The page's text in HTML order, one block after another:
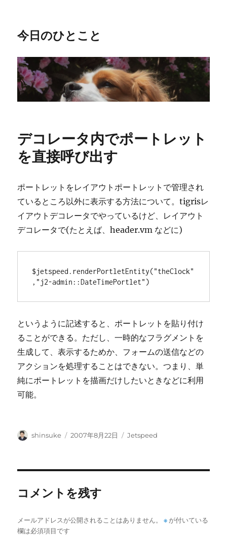
今日のひとこと
デコレータ内でポートレット
を直接呼び出す
ポートレットをレイアウトポートレットで管理され
ているところ以外に表示する方法について。tigrisレ
イアウトデコレータでやっているけど、レイアウト
デコレータで(たとえば、header.vm などに)
$jetspeed.renderPortletEntity("theClock"
というように記述すると、ポートレットを貼り付け
ることができる。ただし、一時的なフラグメントを
生成して、表示するためか、フォームの送信などの
アクションを処理することはできない。つまり、単
純にポートレットを描画だけしたいときなどに利用
可能。
投
shinsuke
投
2007年8月22日
カ
Jetspeed
コメントを残す
メールアドレスが公開されることはありません。 ※が付いている
欄は必須項目です